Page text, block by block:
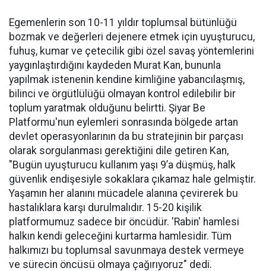
Egemenlerin son 10-11 yıldır toplumsal bütünlüğü
bozmak ve değerleri dejenere etmek için uyuşturucu,
fuhuş, kumar ve çetecilik gibi özel savaş yöntemlerini
yaygınlaştırdığını kaydeden Murat Kan, bununla
yapılmak istenenin kendine kimliğine yabancılaşmış,
bilinci ve örgütlülüğü olmayan kontrol edilebilir bir
toplum yaratmak olduğunu belirtti. Şiyar Be
Platformu'nun eylemleri sonrasında bölgede artan
devlet operasyonlarının da bu stratejinin bir parçası
olarak sorgulanması gerektiğini dile getiren Kan,
"Bugün uyuşturucu kullanım yaşı 9’a düşmüş, halk
güvenlik endişesiyle sokaklara çıkamaz hale gelmiştir.
Yaşamın her alanını mücadele alanına çevirerek bu
hastalıklara karşı durulmalıdır. 15-20 kişilik
platformumuz sadece bir öncüdür. 'Rabin' hamlesi
halkın kendi geleceğini kurtarma hamlesidir. Tüm
halkımızı bu toplumsal savunmaya destek vermeye
ve sürecin öncüsü olmaya çağırıyoruz" dedi.